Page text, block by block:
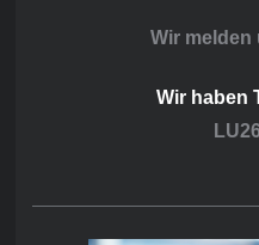
Wir melden
Wir haben